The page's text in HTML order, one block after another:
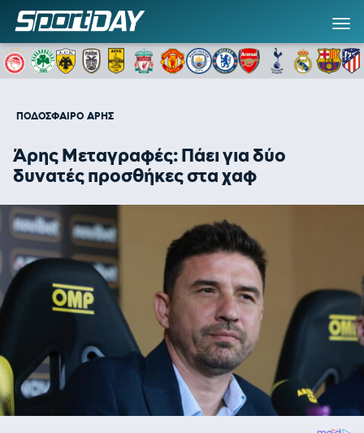
ΠΟΔΟΣΦΑΙΡΟ ΑΡΗΣ
Άρης Μεταγραφές: Πάει για δύο
δυνατές προσθήκες στα χαφ